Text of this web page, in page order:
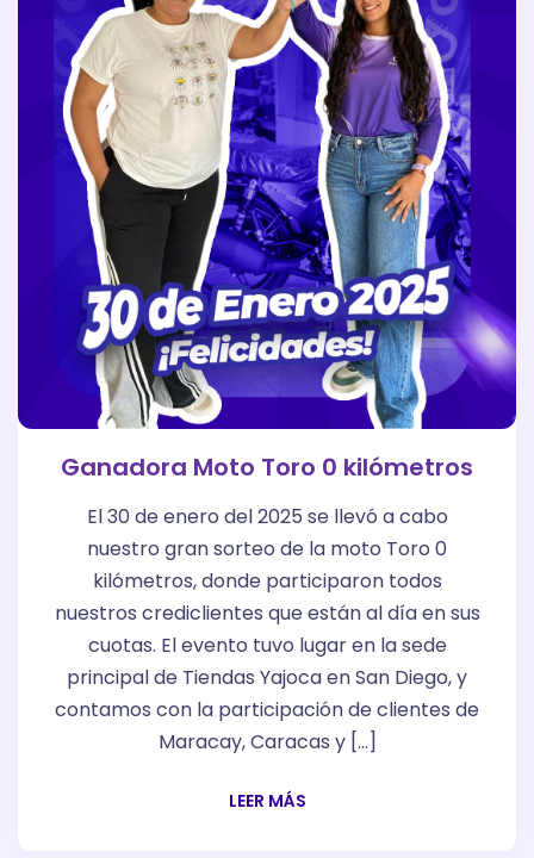
Ganadora Moto Toro 0 kilómetros
El 30 de enero del 2025 se llevó a cabo
nuestro gran sorteo de la moto Toro 0
kilómetros, donde participaron todos
nuestros crediclientes que están al día en sus
cuotas. El evento tuvo lugar en la sede
principal de Tiendas Yajoca en San Diego, y
contamos con la participación de clientes de
Maracay, Caracas y […]
LEER MÁS